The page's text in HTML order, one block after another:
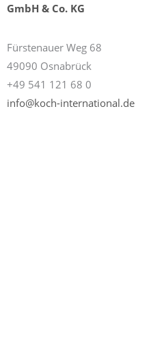
GmbH & Co. KG
Fürstenauer Weg 68
49090 Osnabrück
+49 541 121 68 0
info@koch-international.de